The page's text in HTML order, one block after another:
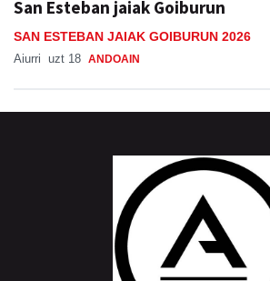
San Esteban jaiak Goiburun
SAN ESTEBAN JAIAK GOIBURUN 2026
Aiurri uzt 18 ANDOAIN